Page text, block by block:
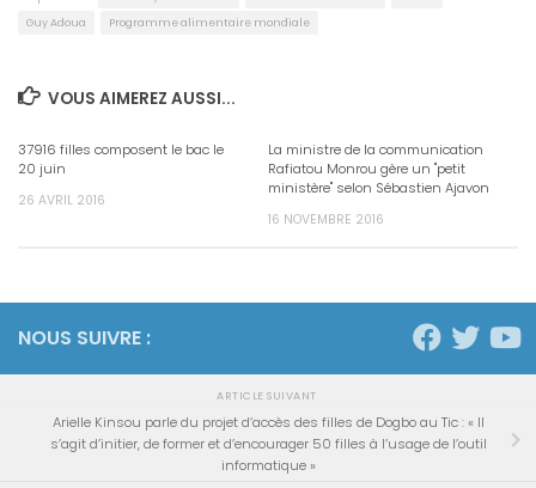
Guy Adoua
Programme alimentaire mondiale
VOUS AIMEREZ AUSSI...
37916 filles composent le bac le
20 juin
26 AVRIL 2016
La ministre de la communication
Rafiatou Monrou gère un "petit
ministère" selon Sébastien Ajavon
16 NOVEMBRE 2016
NOUS SUIVRE :
ARTICLE SUIVANT
Arielle Kinsou parle du projet d’accès des filles de Dogbo au Tic : « Il
s’agit d’initier, de former et d’encourager 50 filles à l’usage de l’outil
informatique »